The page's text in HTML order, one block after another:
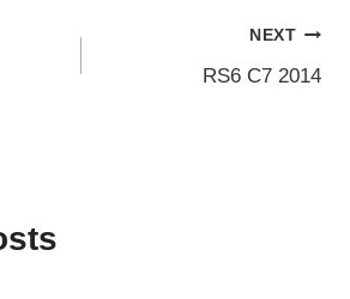
NEXT
RS6 C7 2014